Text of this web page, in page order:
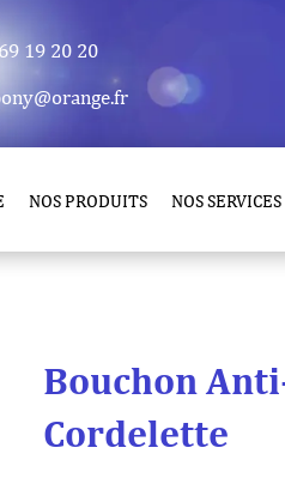
19 20 20
NOS PRODUITS NOS SERVICES
Bouchon
Cordelette